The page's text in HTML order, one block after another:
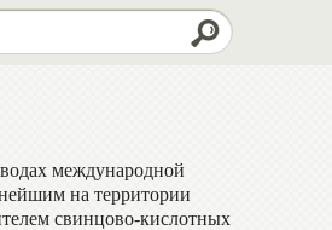
международной
на территории
свинцово-кислотных